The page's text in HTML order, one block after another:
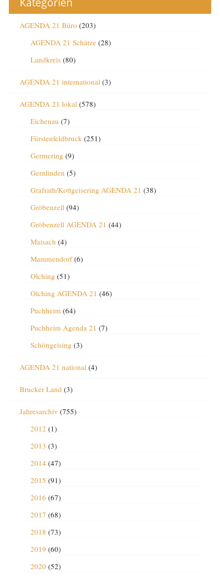
AGENDA 21 Büro (203)
AGENDA 21 Schätze(28)
Landkreis(80)
AGENDA 21 international (3)
AGENDA 21 lokal (578)
Eichenau (7)
Fürstenfeldbruck (251)
Germering (9)
Gernlinden (5)
Grafrath/Kottgeisering AGENDA 21 (38)
Gröbenzell (94)
Gröbenzell AGENDA 21 (44)
Maisach (4)
Mammendorf(6)
Olching (51)
Olching AGENDA 21 (46)
Puchheim (64)
Puchheim Agenda 21 (7)
Schöngeising (3)
AGENDA 21 national (4)
Brucker Land (3)
Jahresarchiv (755)
2012 (1)
2013 (3)
2014 (47)
2015 (91)
2016 (67)
2017 (68)
2018 (73)
2019 (60)
2020 (52)